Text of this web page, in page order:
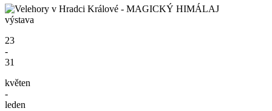
výstava
23
-
31
květen
-
leden